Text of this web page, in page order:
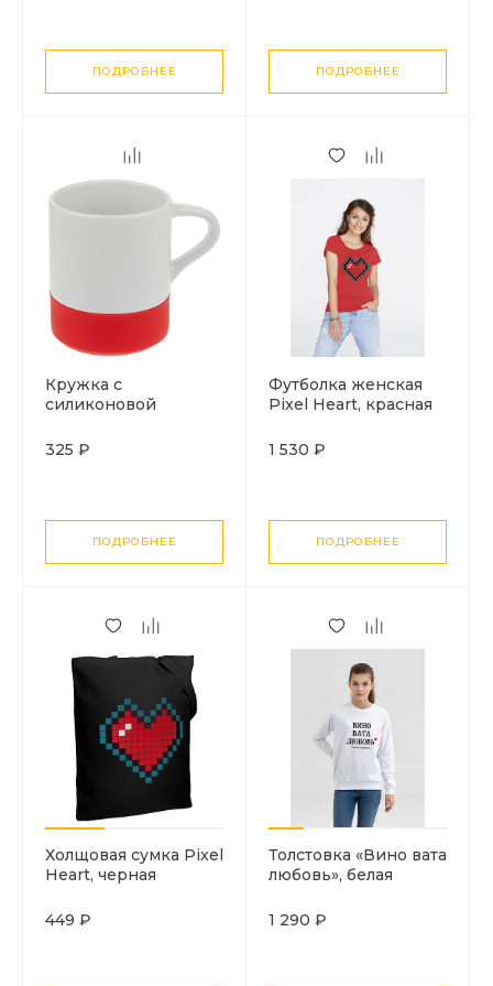
ПОДРОБНЕЕ ПОДРОБНЕЕ
Кружка с
силиконовой
красная
325 ₽
ПОДРОБНЕЕ
Футболка женская
Pixel Heart, красная
1 530 ₽
ПОДРОБНЕЕ
Холщовая сумка Pixel
Heart, черная
449 ₽
Толстовка «Вино вата
любовь», белая
1 290 ₽